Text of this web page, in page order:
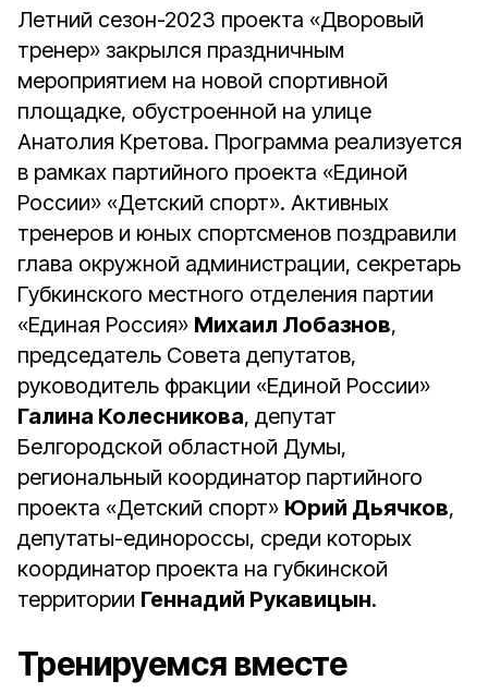
Летний сезон-2023 проекта «Дворовый
тренер» закрылся праздничным
мероприятием на новой спортивной
площадке, обустроенной на улице
Анатолия Кретова. Программа реализуется
в рамках партийного проекта «Единой
России» «Детский спорт». Активных
тренеров и юных спортсменов поздравили
глава окружной администрации, секретарь
Губкинского местного отделения партии
«Единая Россия» Михаил Лобазнов,
председатель Совета депутатов,
руководитель фракции «Единой России»
Галина Колесникова, депутат
Белгородской областной Думы,
региональный координатор партийного
проекта «Детский спорт» Юрий Дьячков,
депутаты-единороссы, среди которых
координатор проекта на губкинской
территории Геннадий Рукавицын.
Тренируемся вместе